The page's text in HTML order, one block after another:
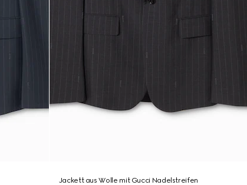
Jackett aus Wolle mit Gucci Nadelstreifen